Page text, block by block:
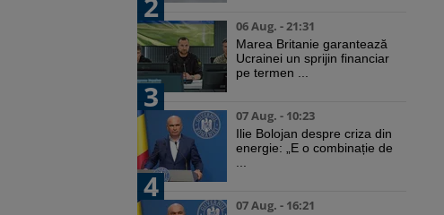
06 Aug. - 21:31
Marea Britanie garantează
Ucrainei un sprijin financiar
pe termen ...
3
07 Aug. - 10:23
Ilie Bolojan despre criza din
energie: „E o combinație de
4
07 Aug. - 16:21